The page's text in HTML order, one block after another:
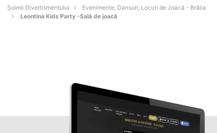
Şoimii Divertismentului
Evenimente, Dansuri, Locuri de Joacă - Brăila
Leontina Kids Party -Sală de joacă